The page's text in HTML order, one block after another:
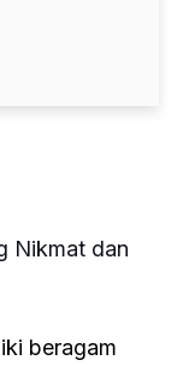
Nikmat dan
beragam